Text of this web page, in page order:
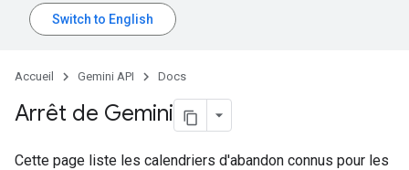
Accueil Gemini API Docs
Arrêt de Gemini
Cette page liste les calendriers d'abandon connus pour les